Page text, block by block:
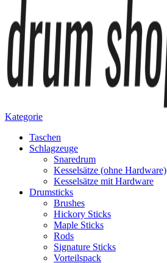
Kategorie
Taschen
Schlagzeuge
Snaredrum
Kesselsätze (ohne Hardware)
Kesselsätze mit Hardware
Drumsticks
Brushes
Hickory Sticks
Maple Sticks
Rods
Signature Sticks
Vorteilspack